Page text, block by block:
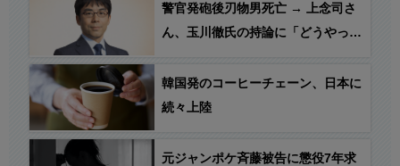
警官発砲後刃物男死亡 → 上念司さ
ん、玉川徹氏の持論に「どうやって
韓国発のコーヒーチェーン、日本に
続々上陸
元ジャンポケ斉藤被告に懲役7年求